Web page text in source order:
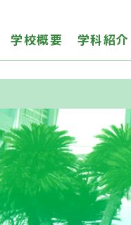
学校概要 学科紹介